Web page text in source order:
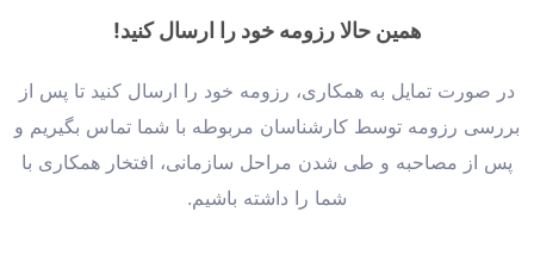
همین حالا رزومه خود را ارسال کنید!
در صورت تمایل به همکاری، رزومه خود را ارسال کنید تا پس از
بررسی رزومه توسط کارشناسان مربوطه با شما تماس بگیریم و
پس از مصاحبه و طی شدن مراحل سازمانی، افتخار همکاری با
شما را داشته باشیم.